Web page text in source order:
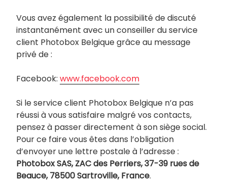
Vous avez également la possibilité de discuté
instantanément avec un conseiller du service
client Photobox Belgique grâce au message
privé de :
Facebook: www.facebook.com
Si le service client Photobox Belgique n’a pas
réussi à vous satisfaire malgré vos contacts,
pensez à passer directement à son siège social.
Pour ce faire vous êtes dans l’obligation
d’envoyer une lettre postale à l’adresse :
Photobox SAS, ZAC des Perriers, 37-39 rues de
Beauce, 78500 Sartroville, France.